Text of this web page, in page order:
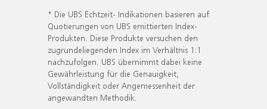
* Die UBS Echtzeit- Indikationen basieren auf
Quotierungen von UBS emittierten Index-
Produkten. Diese Produkte versuchen den
zugrundeliegenden Index im Verhältnis 1:1
nachzufolgen. UBS übernimmt dabei keine
Gewährleistung für die Genauigkeit,
Vollständigkeit oder Angemessenheit der
angewandten Methodik.